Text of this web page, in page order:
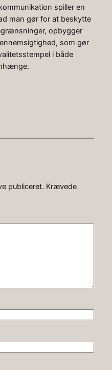
spiller en
man gør for at beskytte
opbygger
som gør
i både
publiceret. Krævede